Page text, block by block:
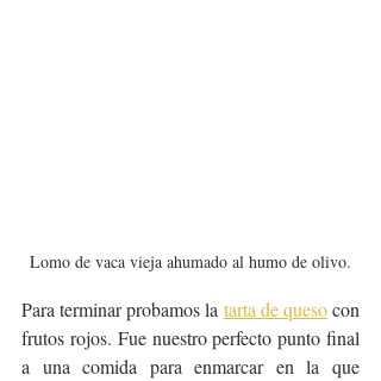
Lomo de vaca vieja ahumado al humo de olivo.
Para terminar probamos la tarta de queso con
frutos rojos. Fue nuestro perfecto punto final
a una comida para enmarcar en la que